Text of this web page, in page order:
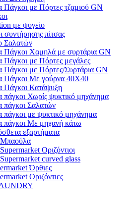
Πάγκοι με Πόρτες τζαμιού GN
με ψυγείο
συντήρησης πίτσας
Σαλατών
Πάγκοι Χαμηλά με συρτάρια GN
Πάγκοι με Πόρτες μεγάλες
Πάγκοι με Πόρτες/Συρτάρια GN
Πάγκοι Με γούρνα 40Χ40
Πάγκοι Κατάψυξη
πάγκοι Χωρίς ψυκτικό μηχάνημα
πάγκοι Σαλατών
πάγκοι με ψυκτικό μηχάνημα
πάγκοι Με μηχανή κάτω
εξαρτήματα
Μπαούλα
Οριζόντιοι
curved glass
Όρθιες
Οριζόντιες